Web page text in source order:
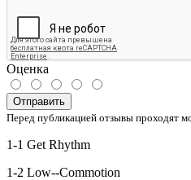
Оценка
Отправить
Перед публикацией отзывы проходят
1-1 Get Rhythm
1-2 Low--Commotion